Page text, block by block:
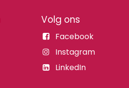
Volg ons
Facebook
Instagram
LinkedIn